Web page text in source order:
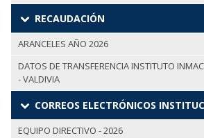
RECAUDACIÓN
ARANCELES AÑO 2026
DATOS DE TRANSFERENCIA INSTITUTO
- VALDIVIA
CORREOS ELECTRÓNICOS
EQUIPO DIRECTIVO - 2026